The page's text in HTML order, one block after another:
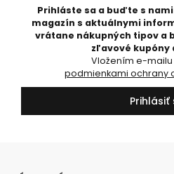
Prihláste sa a buďte s
magazín s aktuálnymi
vrátane nákupných tipov a
zľavové kupóny
podmienkami ochrany
Prihlásiť